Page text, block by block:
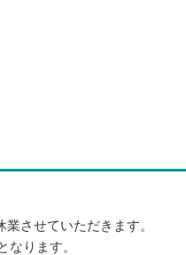
業させていただきます。
ります。